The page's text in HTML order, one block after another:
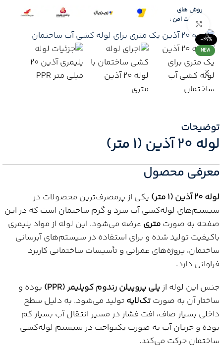
-47%
NEW
Click to enlarge
روش های
پرداخت امن :
توضیحات
لوله 20 آذین (1 متر)
معرفی محصول
لوله 20 آذین (1 متر)
یکی از پرمصرف‌ترین محصولات در
سیستم‌های لوله‌کشی آب سرد و گرم ساختمان است که در این
صفحه به صورتمتری عرضه می‌شود. این لوله از مواد پلیمری
باکیفیت تولید شده و برای استفاده در سیستم‌های آبرسانی
ساختمان، پروژه‌های عمرانی و تأسیسات ساختمانی کاربرد
فراوانی دارد.
جنس این لوله از پلی پروپیلن رندوم کوپلیمر (PPR)
بوده و
ساختار آن به صورتتک‌لایه تولید می‌شود. به دلیل سطح
داخلی بسیار صاف، افت فشار در مسیر انتقال آب بسیار کم
بوده و جریان آب به صورت یکنواخت در سیستم لوله‌کشی
ساختمان حرکت می‌کند.